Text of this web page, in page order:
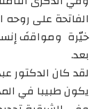
الفاتحة على
خيّرة ومواقفَ
بعد.
لقد كان الدكتور
يكون طبيبا في